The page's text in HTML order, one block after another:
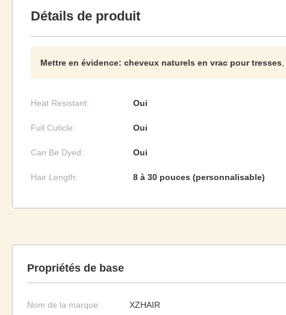
Détails de produit
Mettre en évidence: cheveux naturels en vrac pour tresses
Heat Resistant: Oui
Full Cuticle: Oui
Can Be Dyed: Oui
Hair Length: 8 à 30 pouces (personnalisable)
Propriétés de base
Nom de la marque: XZHAIR